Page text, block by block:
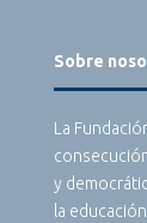
Sobre
La
y
la